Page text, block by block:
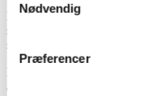
Nødvendig
Præferencer
Det er dem, som ledelsen
systematisk med at styrke
stress.
De skal altså kigge
arbejdet, om alle kan se en